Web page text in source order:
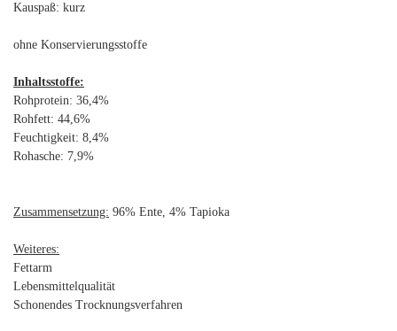
Kauspaß: kurz
ohne Konservierungsstoffe
Inhaltsstoffe:
Rohprotein: 36,4%
Rohfett: 44,6%
Feuchtigkeit: 8,4%
Rohasche: 7,9%
Zusammensetzung: 96% Ente, 4% Tapioka
Weiteres:
Fettarm
Lebensmittelqualität
Schonendes Trocknungsverfahren